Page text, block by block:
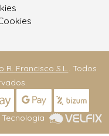
Francisco S.L.. Todos
. Tecnología